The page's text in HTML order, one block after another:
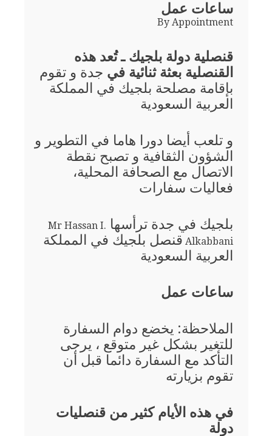
ساعات عمل
By Appointment
قنصلية دولة بلجيك ـ تُعد هذه
القنصلية بعثة ثنائية في جدة و تقوم
بإقامة مصلحة بلجيك في المملكة
العربية السعودية
و تلعب أيضا دورا هاما في التطوير و
الشؤون الثقافية و تصبح نقطة
الاتصال مع الصحافة المحلية،
فعاليات سفارات
بلجيك في جدة ترأسها Mr Hassan I.
Alkabbani قنصل بلجيك في المملكة
العربية السعودية
ساعات عمل
الملاحظة: يخضع دوام السفارة
للتغير بشكل غير متوقع ، يرجى
التأكد مع السفارة دائما قبل أن
تقوم بزيارته
في هذه الأيام كثير من قنصليات
دولة